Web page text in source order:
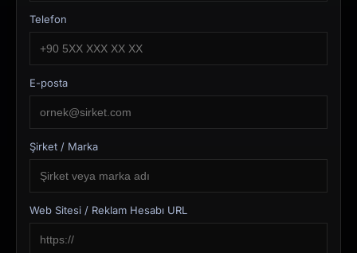
Telefon
E-posta
Şirket / Marka
Web Sitesi / Reklam Hesabı URL